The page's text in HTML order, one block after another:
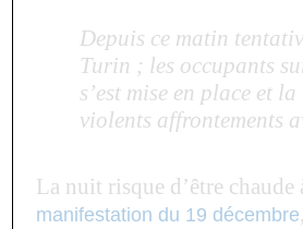
Depuis ce matin
Turin ; les occupants
s’est mise en place et
violents affrontements
La nuit risque d’être
manifestation du 19 décembre